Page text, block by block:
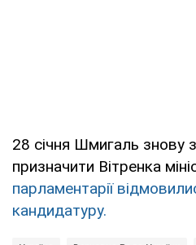
28 січня Шмигаль знову
призначити Вітренка
парламентарії
кандидатуру.